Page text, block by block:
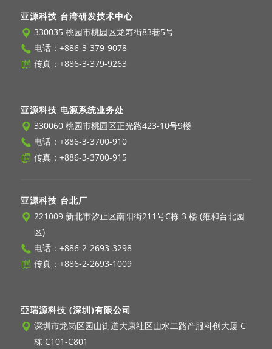
亚源科技 台湾研发技术中心
330035 桃园市桃园区龙寿街83巷5号
电话： +886-3-379-9078
传真：+886-3-379-9263
亚源科技 电源系统业务处
330060 桃园市桃园区正光路423-10号9楼
电话： +886-3-3700-910
传真：+886-3-3700-915
亚源科技 台北厂
221009 新北市汐止区南阳街211号C栋 3 楼 (雍和台北园
区)
电话： +886-2-2693-3298
传真：+886-2-2693-1009
亞瑞源科技 (深圳)有限公司
深圳市龙岗区园山街道大康社区山水二路产服科创大厦 C
栋 C101-C801